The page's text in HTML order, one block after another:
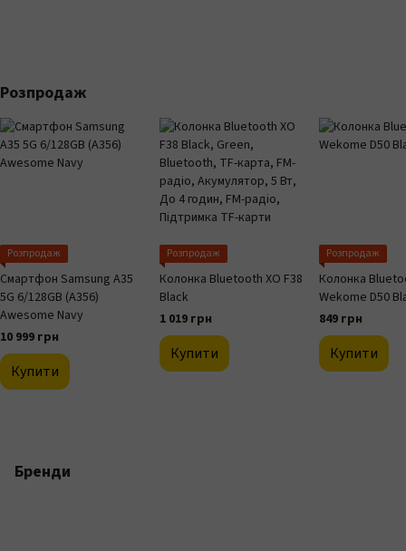
Розпродаж
Розпродаж
Смартфон Samsung A35
5G 6/128GB (A356)
Awesome Navy
10 999 грн
Купити
Розпродаж
Колонка Bluetooth XO F38
Black
1 019 грн
Купити
Розпродаж
Колонка
Wekome D50
849 грн
Купити
Бренди